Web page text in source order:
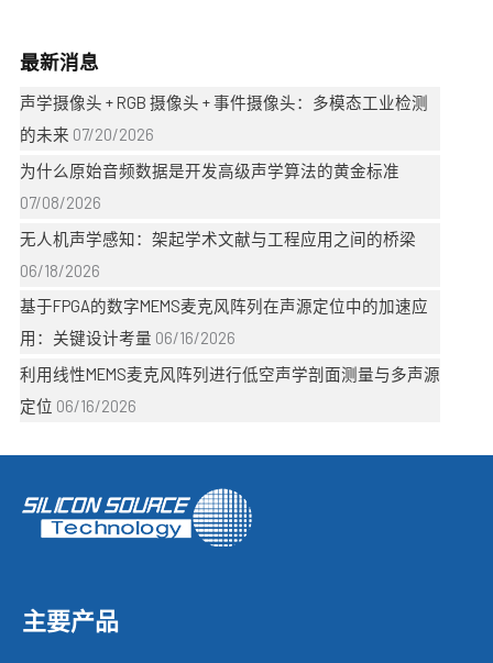
最新消息
声学摄像头 + RGB 摄像头 + 事件摄像头：多模态工业检测
的未来 07/20/2026
为什么原始音频数据是开发高级声学算法的黄金标准
07/08/2026
无人机声学感知：架起学术文献与工程应用之间的桥梁
06/18/2026
基于FPGA的数字MEMS麦克风阵列在声源定位中的加速应
用：关键设计考量 06/16/2026
利用线性MEMS麦克风阵列进行低空声学剖面测量与多声源
定位 06/16/2026
主要产品